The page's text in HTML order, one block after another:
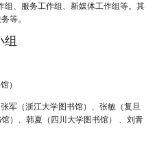
、服务工作组、新媒体工作组等。其
等。
组
）
军（浙江大学图书馆）、张敏（复旦
）、韩夏（四川大学图书馆） 、刘青